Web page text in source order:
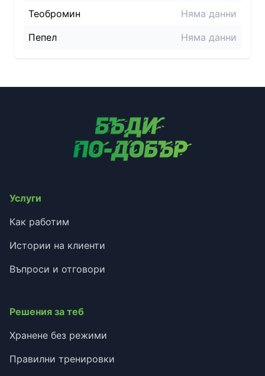
Теобромин
Няма данни
Пепел
Няма данни
Услуги
Как работим
Истории на клиенти
Въпроси и отговори
Решения за теб
Хранене без режими
Правилни тренировки